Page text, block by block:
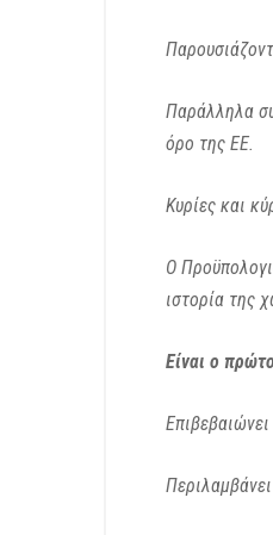
Παράλληλα
όρο της ΕΕ.
Κυρίες και
Ο
ιστορία της
Είναι ο